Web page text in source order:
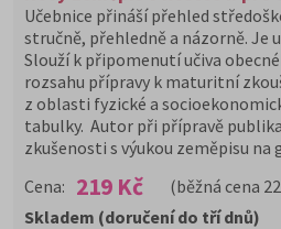
Učebnice přináší přehled
stručně, přehledně a názorně. Je
Slouží k připomenutí učiva
rozsahu přípravy k maturitní
z oblasti fyzické a
tabulky. Autor při přípravě
zkušenosti s výukou zeměpisu na
Cena: 219 Kč (běžná cena
Skladem (doručení do tří dnů)